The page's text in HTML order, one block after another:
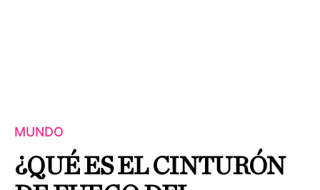
MUNDO
¿QUÉ ES EL CINTURÓN